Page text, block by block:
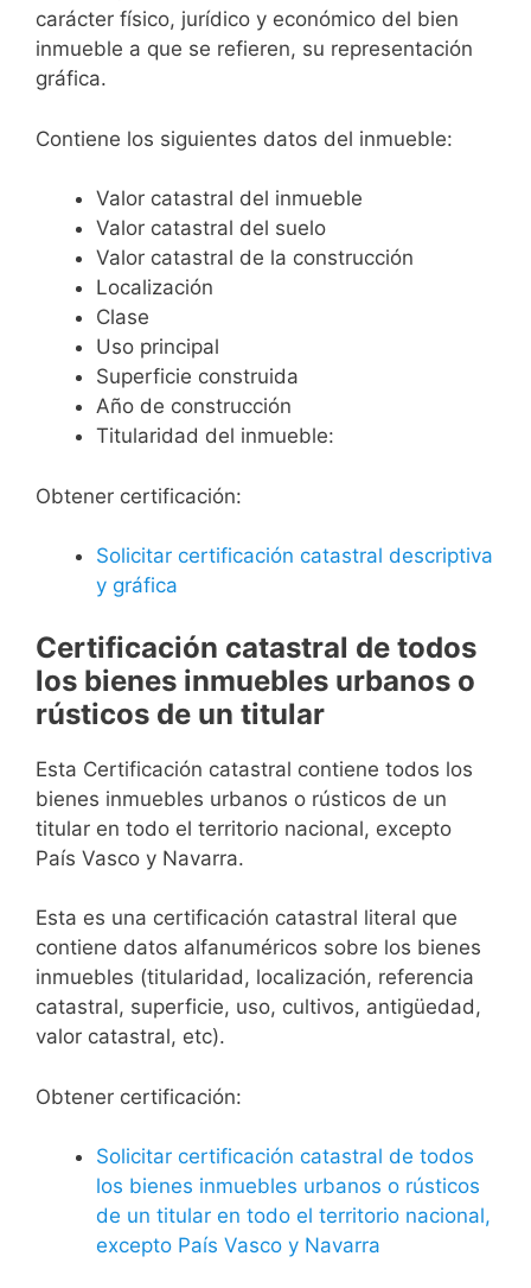
carácter físico, jurídico y económico del bien
inmueble a que se refieren, su representación
gráfica.
Contiene los siguientes datos del inmueble:
Valor catastral del inmueble
Valor catastral del suelo
Valor catastral de la construcción
Localización
Clase
Uso principal
Superficie construida
Año de construcción
Titularidad del inmueble:
Obtener certificación:
Solicitar certificación catastral descriptiva
y gráfica
Certificación catastral de todos
los bienes inmuebles urbanos o
rústicos de un titular
Esta Certificación catastral contiene todos los
bienes inmuebles urbanos o rústicos de un
titular en todo el territorio nacional, excepto
País Vasco y Navarra.
Esta es una certificación catastral literal que
contiene datos alfanuméricos sobre los bienes
inmuebles (titularidad, localización, referencia
catastral, superficie, uso, cultivos, antigüedad,
valor catastral, etc).
Obtener certificación:
Solicitar certificación catastral de todos
los bienes inmuebles urbanos o rústicos
de un titular en todo el territorio nacional,
excepto País Vasco y Navarra